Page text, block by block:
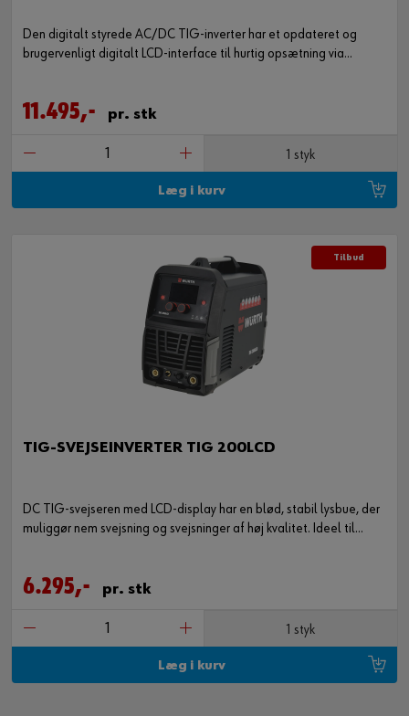
Den digitalt styrede AC/DC TIG-inverter har et opdateret og
brugervenligt digitalt LCD-interface til hurtig opsætning via
11.495,- pr. stk
1 styk
Læg i kurv
Tilbud
TIG-SVEJSEINVERTER TIG 200LCD
DC TIG-svejseren med LCD-display har en blød, stabil lysbue, der
muliggør nem svejsning og svejsninger af høj kvalitet. Ideel til
6.295,- pr. stk
1 styk
Læg i kurv